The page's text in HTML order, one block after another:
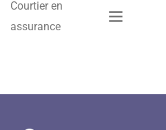
Courtier en
assurance